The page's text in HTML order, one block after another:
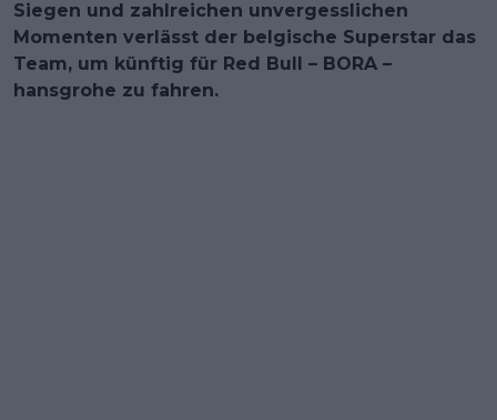
Siegen und zahlreichen unvergesslichen
Momenten verlässt der belgische Superstar das
Team, um künftig für Red Bull – BORA –
hansgrohe zu fahren.